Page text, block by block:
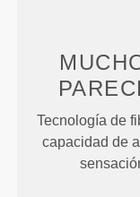
Tecnología de
capacidad de